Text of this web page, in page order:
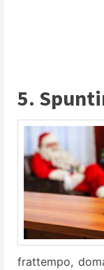
5.
frattempo,